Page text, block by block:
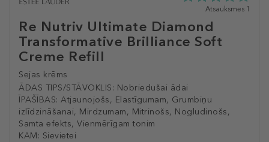
Re Nutriv Ultimate Diamond
Transformative Brilliance Soft
Creme Refill
Sejas krēms
ĀDAS TIPS/STĀVOKLIS: Nobriedušai ādai
ĪPAŠĪBAS: Atjaunojošs, Elastīgumam, Grumbiņu
izlīdzināšanai, Mirdzumam, Mitrinošs, Nogludinošs,
Samta efekts, Vienmērīgam tonim
KAM: Sievietei
5.0
no
5
Atsauksmes 1